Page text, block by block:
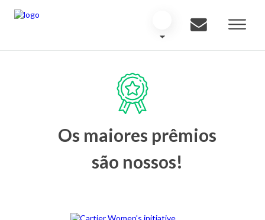
Os maiores prêmios
são nossos!